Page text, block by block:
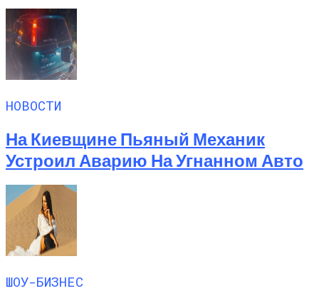
НОВОСТИ
На Киевщине Пьяный Механик
Устроил Аварию На Угнанном Авто
ШОУ-БИЗНЕС